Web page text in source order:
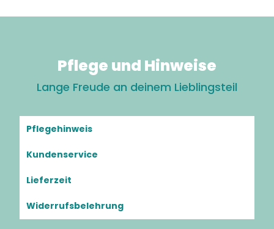
Pflege und Hinweise
Lange Freude an deinem Lieblingsteil
Pflegehinweis
Kundenservice
Lieferzeit
Widerrufsbelehrung